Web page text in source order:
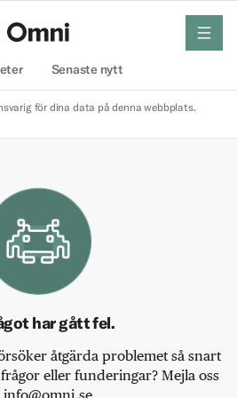
Senaste nytt
meny
för dina data på denna webbplats.
har gått fel.
åtgärda problemet så snart
eller funderingar? Mejla oss